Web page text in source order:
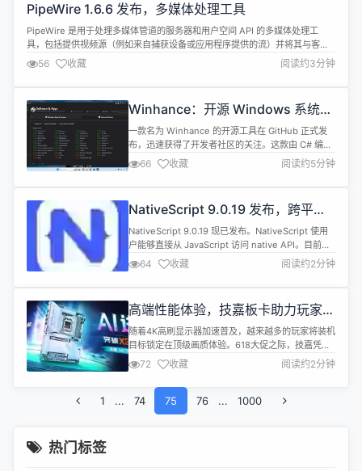
的操作系统，让 Windows 程序和驱动...
PipeWire 1.6.6 发布，多媒体处理工具
PipeWire 是用于处理多媒体管道的服务器和用户空间 API 的多媒体处理工
具，包括提供视频源（例如来自捕获设备或应用程序提供的流）并将其与客户
端复用、访问视频源进行消费、生成用于音频和视频处理的图形。 PipeWire
1.6.6 现已发布，这是一个错误修复版本，其 API 和 ABI 与之前的 1.6.x 版本兼
容。更新内容包括： Highlight...
56 收藏 阅读约3分钟
Winhance：开源 Windows 系统调
优与定制工具，无需重装系统即可优
化体验
一款名为 Winhance 的开源工具在 GitHub 正式发
布，迅速获得了开发者社区的关注。这款由 C# 编写
的 Windows 系统增强工具，可以帮助用户在不需要
全新安装系统的情况下，对 Windows 10 和 11 进行
清理、优化和定制。 Winhance 与此前受到好评的
者需要通过全...
66 收藏 阅读约5分钟
NativeScript 9.0.19 发布，跨平台
原生应用框架
NativeScript 9.0.19 现已发布。NativeScript 使用
户能够直接从 JavaScript 访问 native API。目前，
该框架为丰富的移动开发提供了 iOS 和 Android 运
行时，并可用于多种不同的用例。 Features iOS：
新增选项，可将启动事件延迟至应用处于活动状态时
64 收藏 阅读约2分钟
高端性能体验，技嘉板卡助力玩家驾
驭4K顶级画质
随着4K高刷显示器加速普及，越来越多的玩家将装机
目标锁定在顶级画质体验。618大促之际，技嘉凭借
板卡产品线的深厚积累，为追求4K极致画质的玩家的
热门之选。 以X870E AORUS ELITE X3D小雕主板
搭配RTX 5080 AORUS MASTER超级雕显卡为例，
这套组合精准契合4K游戏对平台稳定性与图形算力的
双重需求。主板搭载16+2+2相数字供电与...
72 收藏 阅读约2分钟
1 ... 74 75 76 ... 1000
热门标签